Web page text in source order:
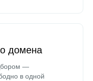
домена
—
в одной